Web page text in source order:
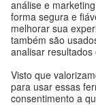
Expediente
Proteção de
Termos de uso
Proteção de